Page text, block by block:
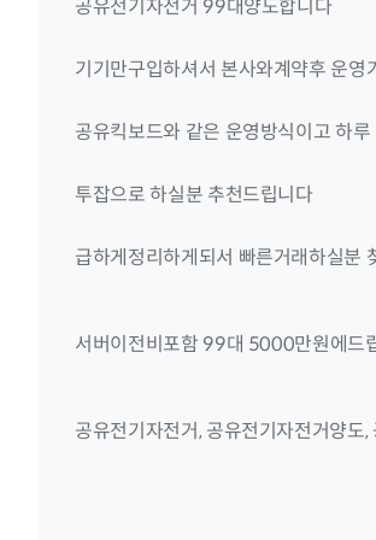
공유전기자전거 99대양도합니다
기기만구입하셔서 본사와계약후 운영
공유킥보드와 같은 운영방식이고 하
투잡으로 하실분 추천드립니다
급하게정리하게되서 빠른거래하실분
서버이전비포함 99대 5000만원에드
공유전기자전거, 공유전기자전거양도,